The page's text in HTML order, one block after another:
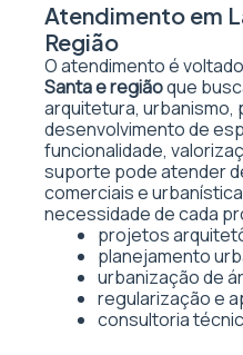
Atendimento em
Região
O atendimento é
Santa e regiãoque
arquitetura, urbanismo,
desenvolvimento de
funcionalidade,
suporte pode atender
comerciais e
necessidade de cada
projetos
planejamento
urbanização de
regularização e
consultoria